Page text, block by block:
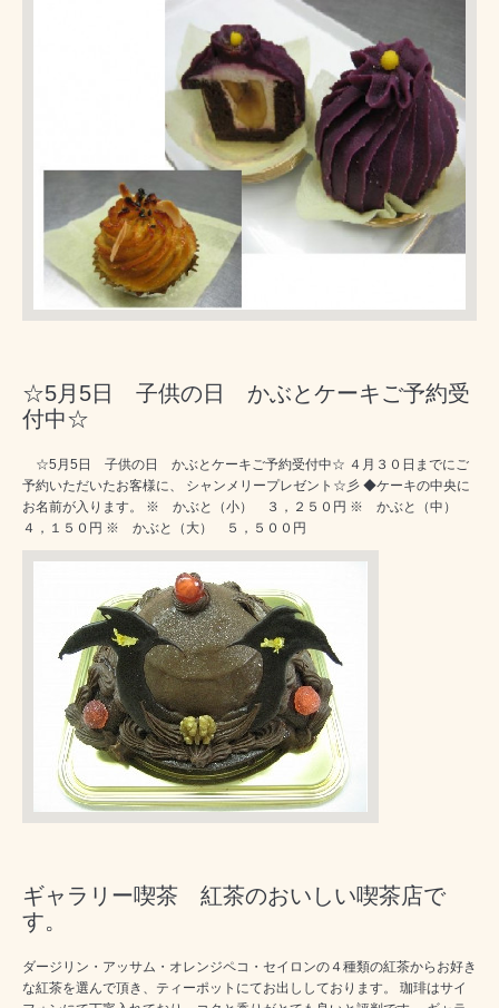
☆5月5日 子供の日 かぶとケーキご予約受
付中☆
☆5月5日 子供の日 かぶとケーキご予約受付中☆ ４月３０日までにご
予約いただいたお客様に、 シャンメリープレゼント☆彡 ◆ケーキの中央に
お名前が入ります。 ※ かぶと（小） ３，２５０円 ※ かぶと（中）
４，１５０円 ※ かぶと（大） ５，５００円
ギャラリー喫茶 紅茶のおいしい喫茶店で
す。
ダージリン・アッサム・オレンジペコ・セイロンの４種類の紅茶からお好き
な紅茶を選んで頂き、ティーポットにてお出ししております。 珈琲はサイ